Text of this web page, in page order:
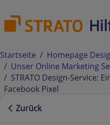
Startseite
Homepage
Unser Online Marketing
STRATO Design-Service:
Facebook Pixel
Zurück